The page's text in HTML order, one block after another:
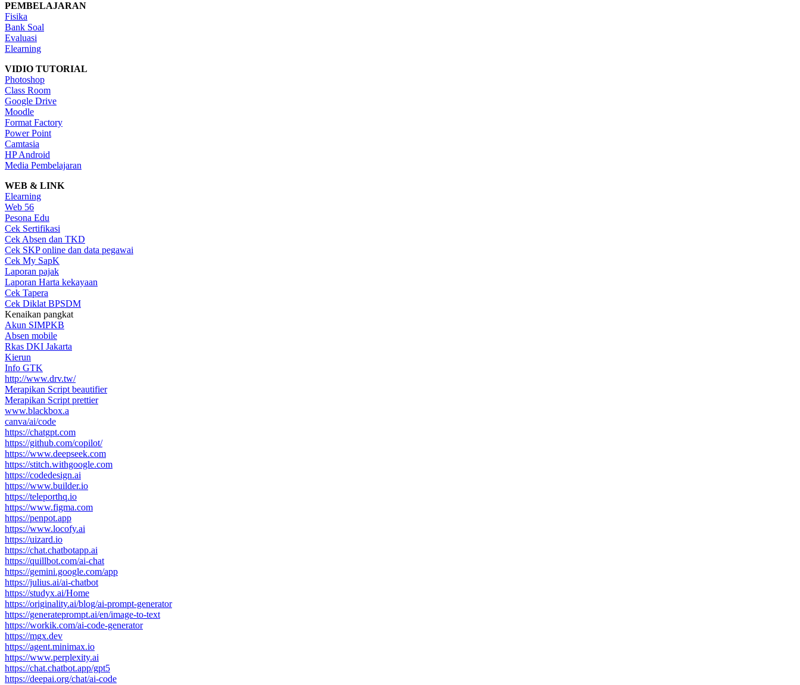
PEMBELAJARAN
Fisika
Bank Soal
Evaluasi
Elearning
VIDIO TUTORIAL
Photoshop
Class Room
Google Drive
Moodle
Format Factory
Power Point
Camtasia
HP Android
Media Pembelajaran
WEB & LINK
Elearning
Web 56
Pesona Edu
Cek Sertifikasi
Cek Absen dan TKD
Cek SKP online dan data pegawai
Cek My SapK
Laporan pajak
Laporan Harta kekayaan
Cek Tapera
Cek Diklat BPSDM
Kenaikan pangkat
Akun SIMPKB
Absen mobile
Rkas DKI Jakarta
Kierun
Info GTK
http://www.drv.tw/
Merapikan Script beautifier
Merapikan Script prettier
www.blackbox.a
canva/ai/code
https://chatgpt.com
https://github.com/copilot/
https://www.deepseek.com
https://stitch.withgoogle.com
https://codedesign.ai
https://www.builder.io
https://teleporthq.io
https://www.figma.com
https://penpot.app
https://www.locofy.ai
https://uizard.io
https://chat.chatbotapp.ai
https://quillbot.com/ai-chat
https://gemini.google.com/app
https://julius.ai/ai-chatbot
https://studyx.ai/Home
https://originality.ai/blog/ai-prompt-generator
https://generateprompt.ai/en/image-to-text
https://workik.com/ai-code-generator
https://mgx.dev
https://agent.minimax.io
https://www.perplexity.ai
https://chat.chatbot.app/gpt5
https://deepai.org/chat/ai-code